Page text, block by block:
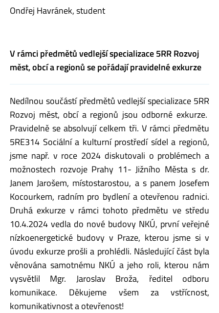
Ondřej Havránek, student
V rámci předmětů vedlejší specializace 5RR Rozvoj
měst, obcí a regionů se pořádají pravidelné exkurze
Nedílnou součástí předmětů vedlejší specializace 5RR
Rozvoj měst, obcí a regionů jsou odborné exkurze.
Pravidelně se absolvují celkem tři. V rámci předmětu
5RE314 Sociální a kulturní prostředí sídel a regionů,
jsme např. v roce 2024 diskutovali o problémech a
možnostech rozvoje Prahy 11- Jižního Města s dr.
Janem Jarošem, místostarostou, a s panem Josefem
Kocourkem, radním pro bydlení a otevřenou radnici.
Druhá exkurze v rámci tohoto předmětu ve středu
10.4.2024 vedla do nové budovy NKÚ, první veřejné
nízkoenergetické budovy v Praze, kterou jsme si v
úvodu exkurze prošli a prohlédli. Následující část byla
věnována samotnému NKÚ a jeho roli, kterou nám
vysvětlil Mgr. Jaroslav Broža, ředitel odboru
komunikace. Děkujeme všem za vstřícnost,
komunikativnost a otevřenost!